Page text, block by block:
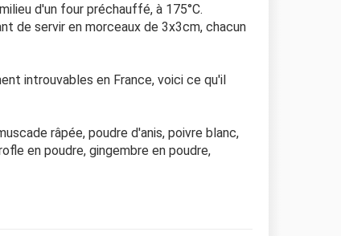
d'un four préchauffé, à 175°C.
de servir en morceaux de 3x3cm, chacun
introuvables en France, voici ce qu'il
râpée, poudre d'anis, poivre blanc,
en poudre, gingembre en poudre,